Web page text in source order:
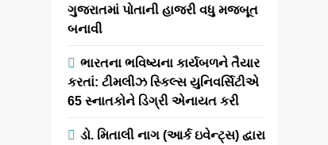
ગુજરાતમાં પોતાની હાજરી વધુ મજબૂત
બનાવી
ભારતના ભવિષ્યના કાર્યબળને તૈયાર
કરતાં: ટીમલીઝ સ્કિલ્સ યુનિવર્સિટીએ
65 સ્નાતકોને ડિગ્રી એનાયત કરી
ડો. મિતાલી નાગ (આર્ક ઇવેન્ટ્સ) દ્વારા